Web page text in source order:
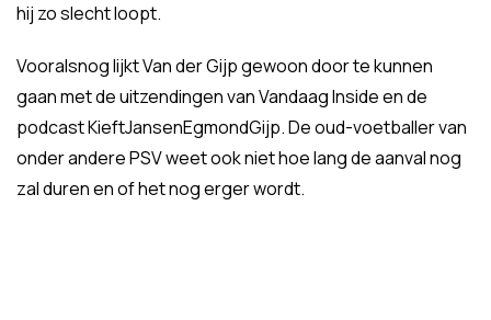
hij zo slecht loopt.
Vooralsnog lijkt Van der Gijp gewoon door te kunnen
gaan met de uitzendingen van Vandaag Inside en de
podcast KieftJansenEgmondGijp. De oud-voetballer van
onder andere PSV weet ook niet hoe lang de aanval nog
zal duren en of het nog erger wordt.